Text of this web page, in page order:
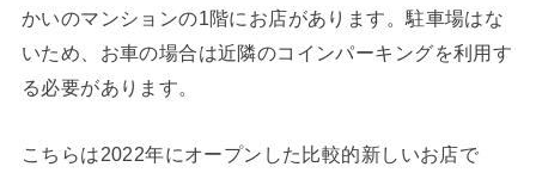
かいのマンションの1階にお店があります。駐車場はな
いため、お車の場合は近隣のコインパーキングを利用す
る必要があります。
こちらは2022年にオープンした比較的新しいお店で